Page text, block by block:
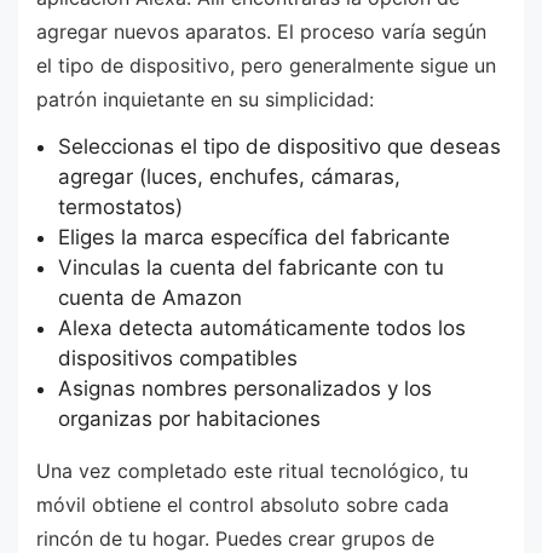
agregar nuevos aparatos. El proceso varía según
el tipo de dispositivo, pero generalmente sigue un
patrón inquietante en su simplicidad:
Seleccionas el tipo de dispositivo que deseas
agregar (luces, enchufes, cámaras,
termostatos)
Eliges la marca específica del fabricante
Vinculas la cuenta del fabricante con tu
cuenta de Amazon
Alexa detecta automáticamente todos los
dispositivos compatibles
Asignas nombres personalizados y los
organizas por habitaciones
Una vez completado este ritual tecnológico, tu
móvil obtiene el control absoluto sobre cada
rincón de tu hogar. Puedes crear grupos de